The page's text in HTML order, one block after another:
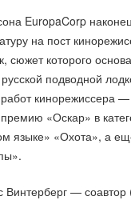
EuropaCorp
на пост
сюжет которого
подводной
кинорежиссера —
«Оскар» в
языке» «Охота», а
Винтерберг — соавтор